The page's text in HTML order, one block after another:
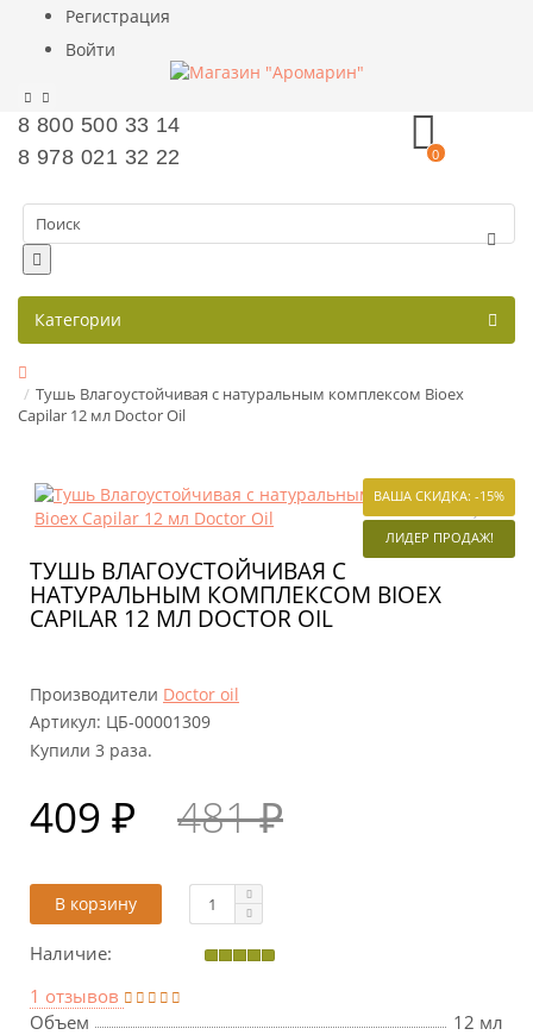
Регистрация
Войти
8 800 500 33 14
8 978 021 32 22
0
Категории
Тушь Влагоустойчивая с натуральным комплексом Bioex
Capilar 12 мл Doctor Oil
ВАША СКИДКА: -15%
ЛИДЕР ПРОДАЖ!
ТУШЬ ВЛАГОУСТОЙЧИВАЯ С
НАТУРАЛЬНЫМ КОМПЛЕКСОМ BIOEX
CAPILAR 12 МЛ DOCTOR OIL
Производители Doctor oil
Артикул: ЦБ-00001309
Купили 3 раза.
409 ₽ 481 ₽
В корзину
Наличие:
1 отзывов
Объем
12 мл